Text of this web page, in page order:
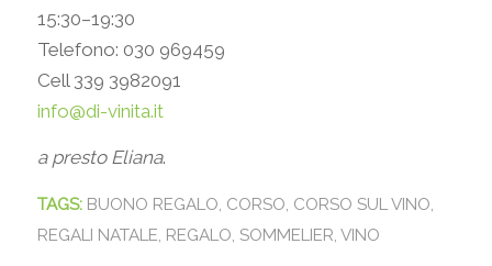
15:30–19:30
Telefono: 030 969459
Cell 339 3982091
info@di-vinita.it
a presto Eliana.
TAGS: BUONO REGALO CORSO CORSO SUL VINO
REGALI NATALE REGALO SOMMELIER VINO